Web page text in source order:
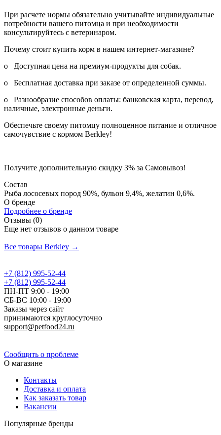
При расчете нормы обязательно учитывайте индивидуальные
потребности вашего питомца и при необходимости
консультируйтесь с ветеринаром.
Почему стоит купить корм в нашем интернет-магазине?
o Доступная цена на премиум-продукты для собак.
o Бесплатная доставка при заказе от определенной суммы.
o Разнообразие способов оплаты: банковская карта, перевод,
наличные, электронные деньги.
Обеспечьте своему питомцу полноценное питание и отличное
самочувствие с кормом Berkley!
Получите дополнительную скидку 3% за Самовывоз!
Состав
Рыба лососевых пород 90%, бульон 9,4%, желатин 0,6%.
О бренде
Подробнее о бренде
Отзывы (0)
Еще нет отзывов о данном товаре
Все товары Berkley →
+7 (812) 995-52-44
+7 (812) 995-52-44
ПН-ПТ 9:00 - 19:00
СБ-ВС 10:00 - 19:00
Заказы через сайт
принимаются круглосуточно
support@petfood24.ru
Сообщить о проблеме
О магазине
Контакты
Доставка и оплата
Как заказать товар
Вакансии
Популярные бренды